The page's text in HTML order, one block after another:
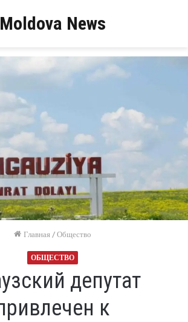
Moldova News
Главная /Общество
ОБЩЕСТВО
депутат
к